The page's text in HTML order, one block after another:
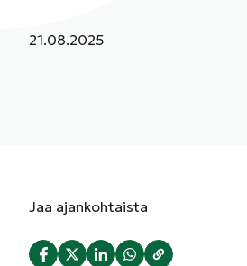
Julkaistu:
21.08.2025
Jaa ajankohtaista